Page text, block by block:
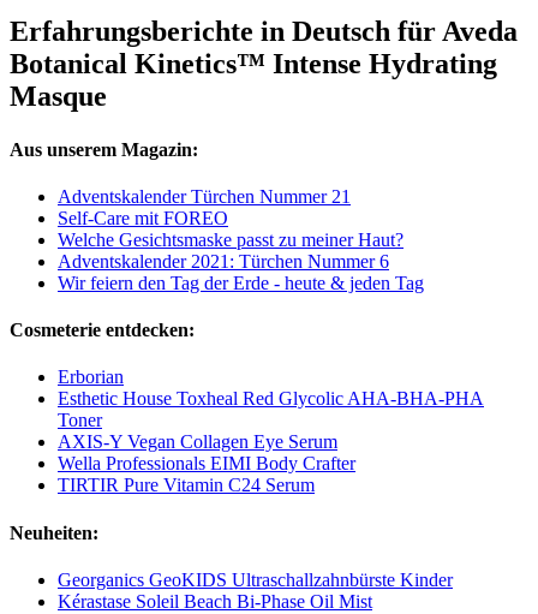
Erfahrungsberichte in Deutsch für Aveda
Botanical Kinetics™ Intense Hydrating
Masque
Aus unserem Magazin:
Adventskalender Türchen Nummer 21
Self-Care mit FOREO
Welche Gesichtsmaske passt zu meiner Haut?
Adventskalender 2021: Türchen Nummer 6
Wir feiern den Tag der Erde - heute & jeden Tag
Cosmeterie entdecken:
Erborian
Esthetic House Toxheal Red Glycolic AHA-BHA-PHA
Toner
AXIS-Y Vegan Collagen Eye Serum
Wella Professionals EIMI Body Crafter
TIRTIR Pure Vitamin C24 Serum
Neuheiten:
Georganics GeoKIDS Ultraschallzahnbürste Kinder
Kérastase Soleil Beach Bi-Phase Oil Mist